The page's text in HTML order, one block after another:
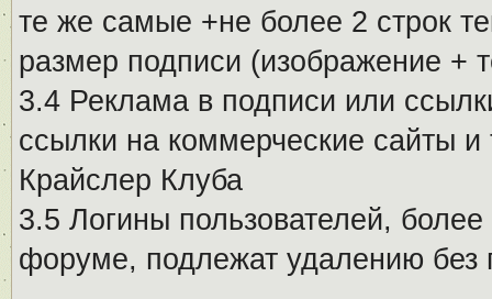
те же самые +не более 2 строк
размер подписи (изображение +
3.4 Реклама в подписи или
ссылки на коммерческие сайты
Крайслер Клуба
3.5 Логины пользователей,
форуме, подлежат удалению без